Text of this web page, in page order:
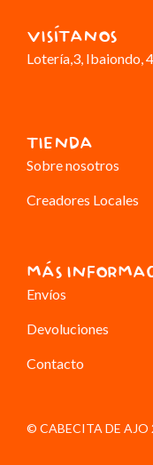
VISÍTANOS
Lotería,3 , Ibaiondo,
TIENDA
Sobre nosotros
Creadores Locales
MÁS
Envíos
Devoluciones
Contacto
© CABECITA DE AJO